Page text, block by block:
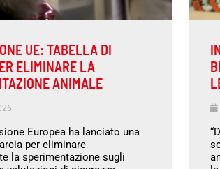
UE: TABELLA DI
ELIMINARE LA
ANIMALE
Europea ha lanciato una
per eliminare
la sperimentazione sugli